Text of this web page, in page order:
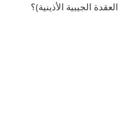
العقدة الجيبية الأذينية)؟